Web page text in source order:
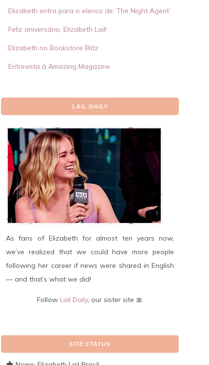
Elizabeth entra para o elenco de ‘The Night Agent’
Feliz aniversário, Elizabeth Lail!
Elizabeth no Bookstore Blitz
Entrevista à Amazing Magazine
LAIL DAILY
As fans of Elizabeth for almost ten years now,
we’ve realized that we could have more people
following her career if news were shared in English
— and that’s what we did!
Follow Lail Daily, our sister site 🎀
SITE STATUS